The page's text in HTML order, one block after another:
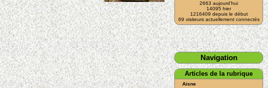
2663 aujourd’hui
14095 hier
1216409 depuis le début
69 visiteurs actuellement connectés
Navigation
Articles de la rubrique
Aisne